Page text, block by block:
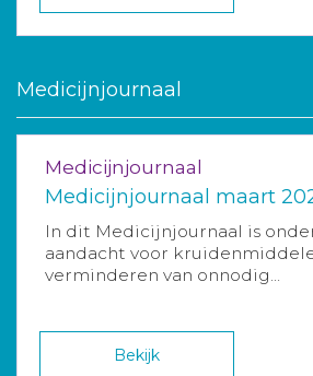
Medicijnjournaal
Medicijnjournaal
Medicijnjournaal maart
In dit Medicijnjournaal is
aandacht voor
verminderen van onnodig...
Bekijk